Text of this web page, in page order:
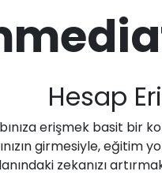
Hesap
erişmek basit bir
girmesiyle,
zekanızı